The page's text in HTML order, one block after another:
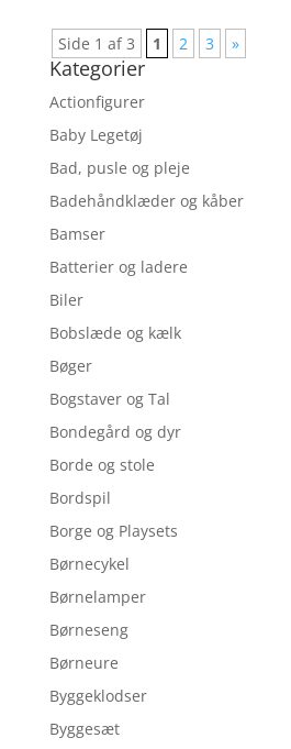
Side 1 af 3 1 2 3 »
Kategorier
Actionfigurer
Baby Legetøj
Bad, pusle og pleje
Badehåndklæder og kåber
Bamser
Batterier og ladere
Biler
Bobslæde og kælk
Bøger
Bogstaver og Tal
Bondegård og dyr
Borde og stole
Bordspil
Borge og Playsets
Børnecykel
Børnelamper
Børneseng
Børneure
Byggeklodser
Byggesæt